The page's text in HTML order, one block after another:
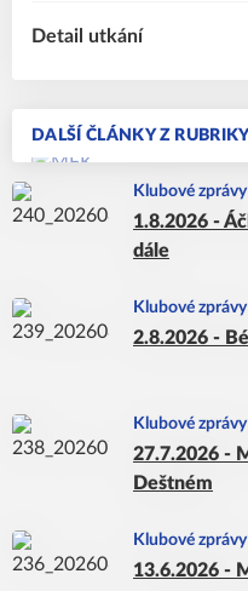
Detail utkání
DALŠÍ ČLÁNKY Z RUBRIKY
Klubové zprávy
1.8.2026 -
dále
Klubové zprávy
2.8.2026 -
Klubové zprávy
27.7.2026 -
Deštném
Klubové zprávy
13.6.2026 -